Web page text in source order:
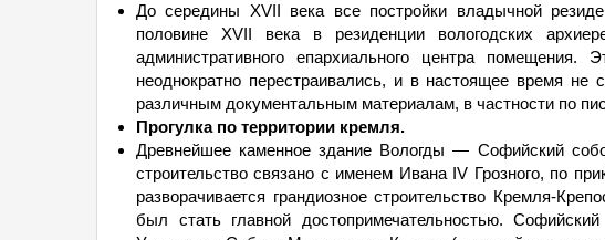
До середины XVII века все постройки владычной
половине XVII века в резиденции вологодских
административного епархиального центра помещения.
неоднократно перестраивались, и в настоящее время
различным документальным материалам, в частности по
Прогулка по территории кремля.
Древнейшее каменное здание Вологды — Софийский
строительство связано с именем Ивана IV Грозного, по
разворачивается грандиозное строительство Кремля-
был стать главной достопримечательностью.